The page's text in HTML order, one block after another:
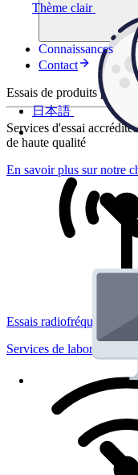
Thème clair
日本語
Connaissances
Contact
Essais de produits pour
Services d'essai
de haute qualité
En savoir plus sur notre
Essais radiofréquences
Services de laboratoire